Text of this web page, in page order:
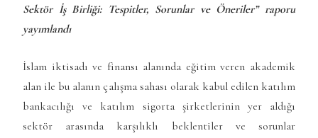
Sektör İş Birliği: Tespitler, Sorunlar ve Öneriler” raporu
yayımlandı
İslam iktisadı ve finansı alanında eğitim veren akademik
alan ile bu alanın çalışma sahası olarak kabul edilen katılım
bankacılığı ve katılım sigorta şirketlerinin yer aldığı
sektör arasında karşılıklı beklentiler ve sorunlar